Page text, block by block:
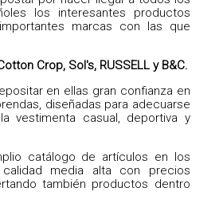
los interesantes productos
marcas con las que
Crop, Sol's, RUSSELL y B&C.
en ellas gran confianza en
diseñadas para adecuarse
vestimenta casual, deportiva y
catálogo de artículos en los
media alta con precios
también productos dentro